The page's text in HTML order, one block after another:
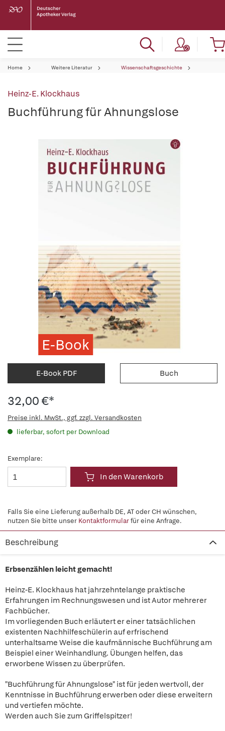
Home Weitere Literatur Wissenschaftsgeschichte
Heinz-E. Klockhaus
Buchführung für Ahnungslose
E-Book
E-Book PDF Buch
32,00 €*
Preise inkl. MwSt., ggf. zzgl. Versandkosten
lieferbar, sofort per Download
Exemplare:
In den Warenkorb
Falls Sie eine Lieferung außerhalb DE, AT oder CH wünschen,
nutzen Sie bitte unser Kontaktformularfür eine Anfrage.
Beschreibung
Erbsenzählen leicht gemacht!
Heinz-E. Klockhaus hat jahrzehntelange praktische
Erfahrungen im Rechnungswesen und ist Autor mehrerer
Fachbücher.
Im vorliegenden Buch erläutert er einer tatsächlichen
existenten Nachhilfeschülerin auf erfrischend
unterhaltsame Weise die kaufmännische Buchführung am
Beispiel einer Weinhandlung. Übungen helfen, das
erworbene Wissen zu überprüfen.
"Buchführung für Ahnungslose" ist für jeden wertvoll, der
Kenntnisse in Buchführung erwerben oder diese erweitern
und vertiefen möchte.
Werden auch Sie zum Griffelspitzer!